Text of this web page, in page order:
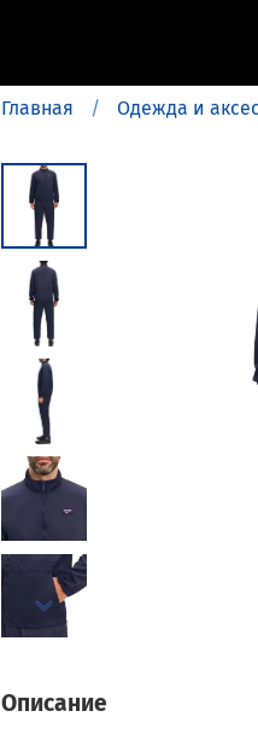
Главная Одежда и
Описание